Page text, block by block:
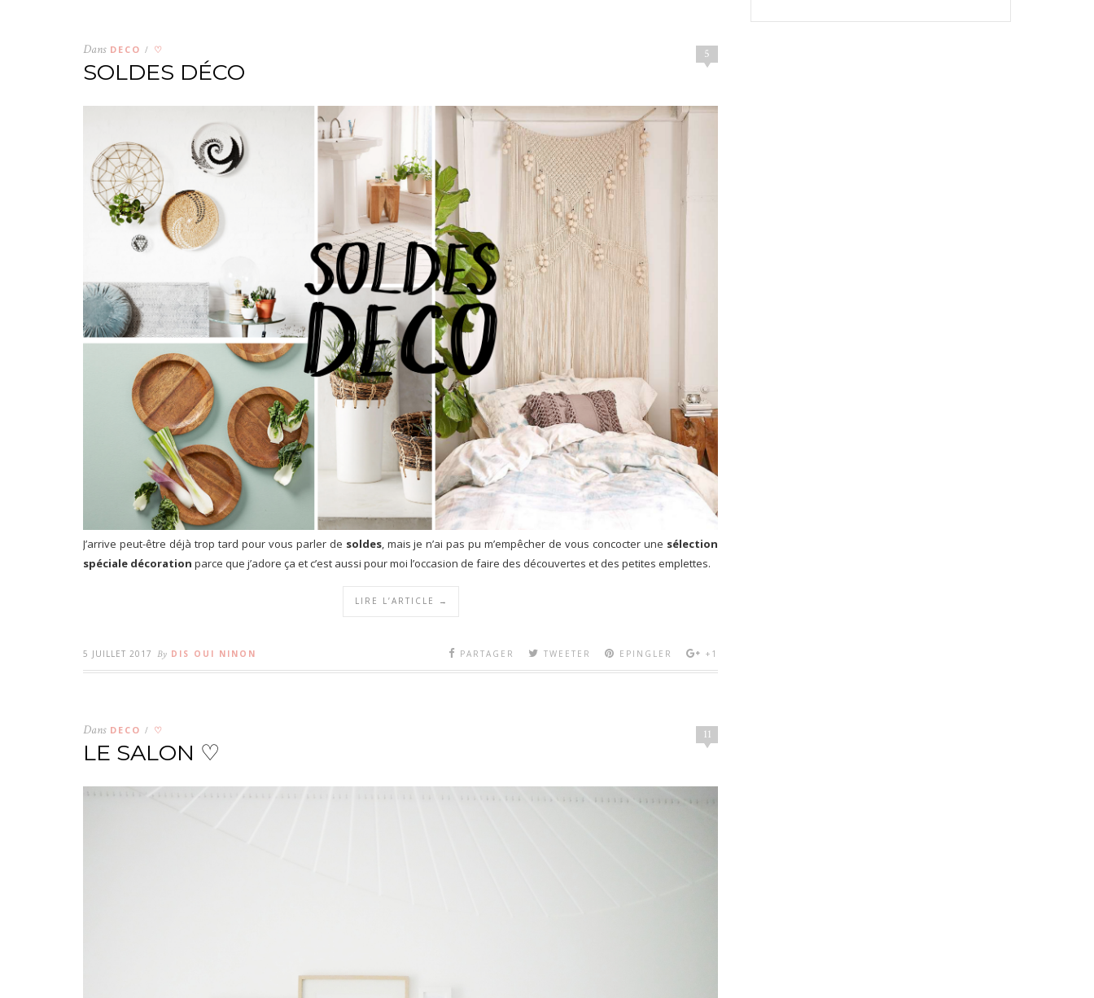
5
Dans DECO / ♡
SOLDES DÉCO
J’arrive peut-être déjà trop tard pour vous parler de soldes, mais je n’ai pas pu m’empêcher de vous concocter une sélection
spéciale décoration parce que j’adore ça et c’est aussi pour moi l’occasion de faire des découvertes et des petites emplettes.
LIRE L’ARTICLE →
5 JUILLET 2017 By DIS OUI NINON PARTAGER TWEETER EPINGLER +1
11
Dans DECO / ♡
LE SALON ♡